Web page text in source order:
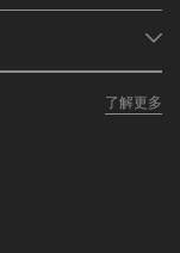
了解更多